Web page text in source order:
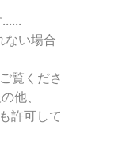
ない場合
覧くださ
他、
許可して